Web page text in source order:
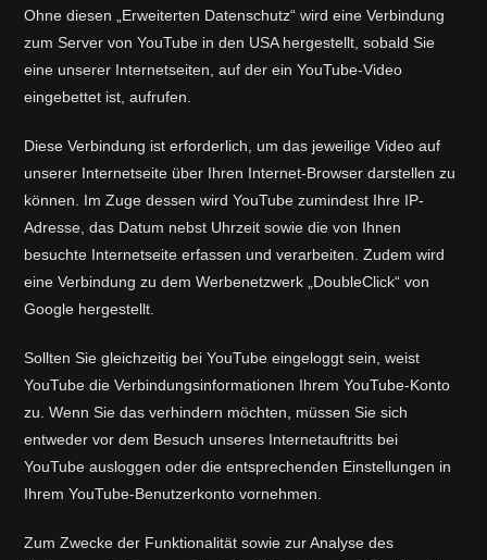
Ohne diesen „Erweiterten Datenschutz“ wird eine Verbindung
zum Server von YouTube in den USA hergestellt, sobald Sie
eine unserer Internetseiten, auf der ein YouTube-Video
eingebettet ist, aufrufen.
Diese Verbindung ist erforderlich, um das jeweilige Video auf
unserer Internetseite über Ihren Internet-Browser darstellen zu
können. Im Zuge dessen wird YouTube zumindest Ihre IP-
Adresse, das Datum nebst Uhrzeit sowie die von Ihnen
besuchte Internetseite erfassen und verarbeiten. Zudem wird
eine Verbindung zu dem Werbenetzwerk „DoubleClick“ von
Google hergestellt.
Sollten Sie gleichzeitig bei YouTube eingeloggt sein, weist
YouTube die Verbindungsinformationen Ihrem YouTube-Konto
zu. Wenn Sie das verhindern möchten, müssen Sie sich
entweder vor dem Besuch unseres Internetauftritts bei
YouTube ausloggen oder die entsprechenden Einstellungen in
Ihrem YouTube-Benutzerkonto vornehmen.
Zum Zwecke der Funktionalität sowie zur Analyse des